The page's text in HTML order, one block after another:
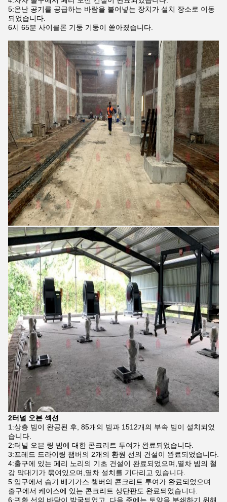
5:온난 공기를 공급하는 바람을 불어넣는 장치가 설치 장소로 이동
되었습니다.
6시 65분 사이클론 기둥 기둥이 쏟아졌습니다.
2터널 오븐 섹션
1:상층 빔이 완공된 후, 85개의 빔과 1512개의 부속 빔이 설치되었
습니다.
2:터널 오븐 링 빔에 대한 콘크리트 투여가 완료되었습니다.
3:프레드 드라이링 챔버의 2개의 환원 선의 건설이 완료되었습니다.
4:출구에 있는 페리 노리의 기초 건설이 완료되었으며,열차 빔의 철
강 막대기가 묶여있으며,열차 설치를 기다리고 있습니다.
5:입구에서 습기 배기가스 챔버의 콘크리트 투여가 완료되었으며
출구에서 케이스에 있는 콘크리트 상단판도 완료되었습니다.
6:귀환 선의 바닥이 발굴되었고, 다음 주에는 토양을 분쇄하기 위해